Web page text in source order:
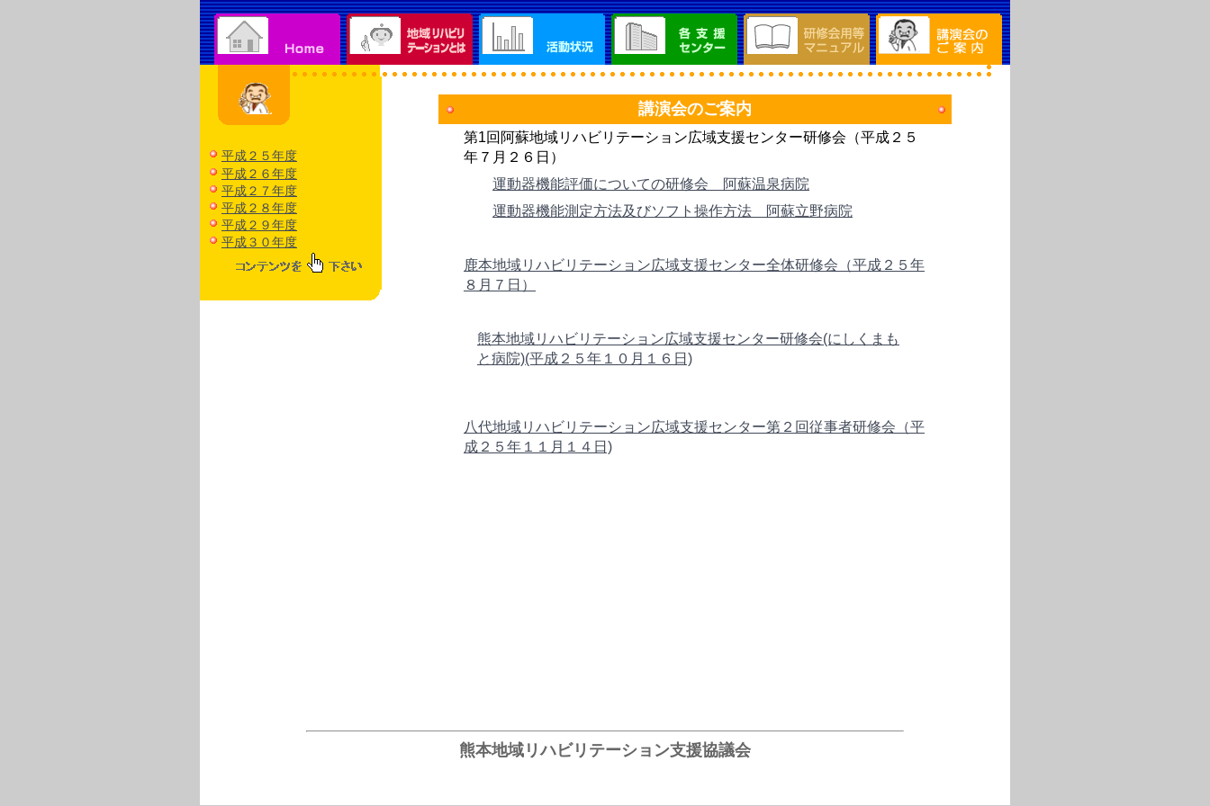
平成２５年度
平成２６年度
平成２７年度
平成２８年度
平成２９年度
平成３０年度
講演会のご案内
第1回阿蘇地域リハビリテーション広域支援センター研修会（平成２５
年７月２６日）
運動器機能評価についての研修会 阿蘇温泉病院
運動器機能測定方法及びソフト操作方法 阿蘇立野病院
鹿本地域リハビリテーション広域支援センター全体研修会（平成２５年
８月７日）
熊本地域リハビリテーション広域支援センター研修会(にしくまも
と病院)(平成２５年１０月１６日)
八代地域リハビリテーション広域支援センター第２回従事者研修会（平
成２５年１１月１４日)
熊本地域リハビリテーション支援協議会